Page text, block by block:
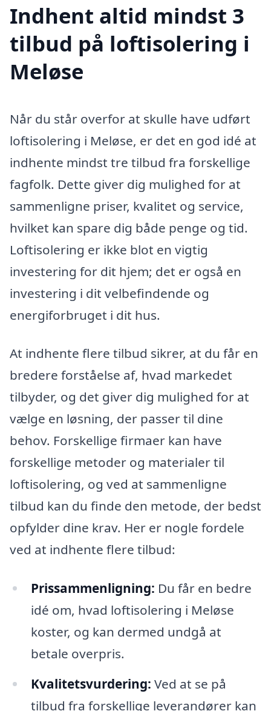
Indhent altid mindst 3
tilbud på loftisolering i
Meløse
Når du står overfor at skulle have udført
loftisolering i Meløse, er det en god idé at
indhente mindst tre tilbud fra forskellige
fagfolk. Dette giver dig mulighed for at
sammenligne priser, kvalitet og service,
hvilket kan spare dig både penge og tid.
Loftisolering er ikke blot en vigtig
investering for dit hjem; det er også en
investering i dit velbefindende og
energiforbruget i dit hus.
At indhente flere tilbud sikrer, at du får en
bredere forståelse af, hvad markedet
tilbyder, og det giver dig mulighed for at
vælge en løsning, der passer til dine
behov. Forskellige firmaer kan have
forskellige metoder og materialer til
loftisolering, og ved at sammenligne
tilbud kan du finde den metode, der bedst
opfylder dine krav. Her er nogle fordele
ved at indhente flere tilbud:
Prissammenligning: Du får en bedre
idé om, hvad loftisolering i Meløse
koster, og kan dermed undgå at
betale overpris.
Kvalitetsvurdering: Ved at se på
tilbud fra forskellige leverandører kan